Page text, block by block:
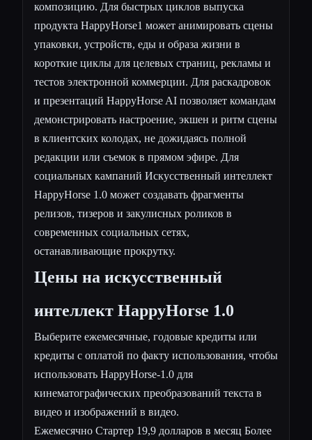
композицию. Для быстрых циклов выпуска
продукта HappyHorse1 может анимировать сцены
упаковки, устройств, еды и образа жизни в
короткие циклы для целевых страниц, рекламы и
тестов электронной коммерции. Для раскадровок
и презентаций HappyHorse AI позволяет командам
демонстрировать настроение, экшен и ритм сцены
в клиентских колодах, не дожидаясь полной
редакции или съемок в прямом эфире. Для
социальных кампаний Искусственный интеллект
HappyHorse 1.0 может создавать фрагменты
релизов, тизеров и закулисных роликов в
современных социальных сетях,
останавливающие прокрутку.
Цены на искусственный
интеллект HappyHorse 1.0
Выберите ежемесячные, годовые кредиты или
кредиты с оплатой по факту использования, чтобы
использовать HappyHorse-1.0 для
кинематографических преобразований текста в
видео и изображений в видео.
Ежемесячно Стартер 19,9 долларов в месяц Более